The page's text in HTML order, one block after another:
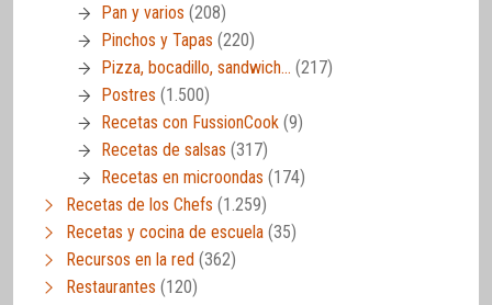
Pan y varios (208)
Pinchos y Tapas (220)
Pizza, bocadillo, sandwich… (217)
Postres (1.500)
Recetas con FussionCook (9)
Recetas de salsas (317)
Recetas en microondas (174)
Recetas de los Chefs (1.259)
Recetas y cocina de escuela (35)
Recursos en la red (362)
Restaurantes (120)